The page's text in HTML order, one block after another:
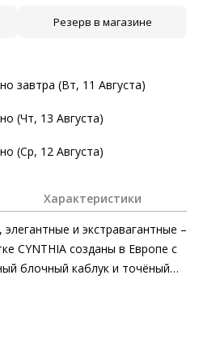
21 сен
а оставшееся будем
Резерв в магазине
завтра (Вт, 11 Августа)
(Чт, 13 Августа)
(Ср, 12 Августа)
Характеристики
и экстравагантные –
CYNTHIA созданы в Европе с
блочный каблук и точёный
освежают дизайн.
тиснением Högl
Утилитарным элементом
застёжка, поскольку